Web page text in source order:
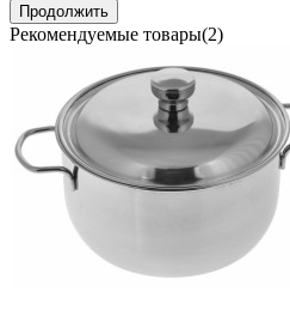
Продолжить
Рекомендуемые товары(2)